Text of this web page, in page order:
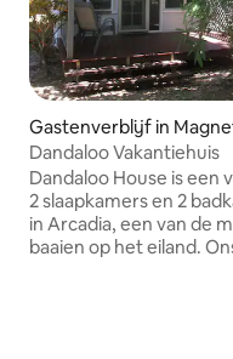
Gastenverblijf in
and
Dandaloo Vakantiehuis
Dandaloo House is een
2 slaapkamers en 2
in Arcadia, een van de
baaien op het eiland.